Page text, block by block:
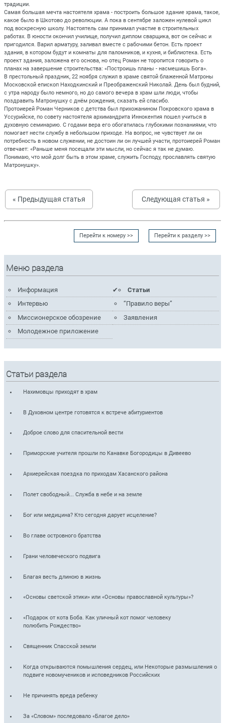
традиции.
Самая большая мечта настоятеля храма - построить большое здание храма, такое,
какое было в Шкотово до революции. А пока в сентябре заложен нулевой цикл
под воскресную школу. Настоятель сам принимал участие в строительных
работах. В юности окончил училище, получил диплом сварщика, вот он сейчас и
пригодился. Варил арматуру, заливал вместе с рабочими бетон. Есть проект
здания, в котором будут и комнаты для паломников, и кухня, и библиотека. Есть
проект здания, заложена его основа, но отец Роман не торопится говорить о
планах на завершение строительства: «Построишь планы - насмешишь Бога».
В престольный праздник, 22 ноября служил в храме святой блаженной Матроны
Московской епископ Находкинский и Преображенский Николай. День был будний,
с утра народу было немного, но до самого вечера в храм шли люди, чтобы
поздравить Матронушку с днём рождения, сказать ей спасибо.
Протоиерей Роман Черников с детства был прихожанином Покровского храма в
Уссурийске, по совету настоятеля архимандрита Иннокентия пошел учиться в
духовную семинарию. С годами вера его обогатилась глубокими познаниями, что
помогает нести службу в небольшом приходе. На вопрос, не чувствует ли он
потребность в новом служении, не достоин ли он лучшей участи, протоиерей Роман
отвечает: «Раньше меня посещали эти мысли, но сейчас я так не думаю.
Понимаю, что мой долг быть в этом храме, служить Господу, прославлять святую
Матронушку».
« Предыдущая статья Следующая статья »
Перейти к разделу >>
Перейти к номеру >>
Меню раздела
Информация
Статьи
Интервью
“Правило веры”
Миссионерское обозрение
Заявления
Молодежное приложение
Статьи раздела
Нахимовцы приходят в храм
В Духовном центре готовятся к встрече абитуриентов
Доброе слово для спасительной вести
Приморские учителя прошли по Канавке Богородицы в Дивеево
Архиерейская поездка по приходам Хасанского района
Полет свободный... Служба в небе и на земле
Бог или медицина? Кто сегодня дарует исцеление?
Во главе островного братства
Грани человеческого подвига
Благая весть длиною в жизнь
«Основы светской этики» или «Основы православной культуры»?
«Подарок от кота Боба. Как уличный кот помог человеку
полюбить Рождество»
Священник Спасской земли
Когда открываются помышления сердец, или Некоторые размышления о
подвиге новомучеников и исповедников Российских
Не причинять вреда ребенку
За «Словом» последовало «Благое дело»